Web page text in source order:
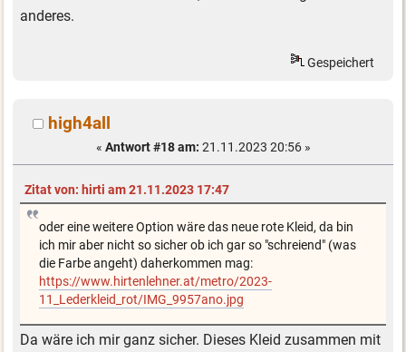
anderes.
Gespeichert
high4all
« Antwort #18 am: 21.11.2023 20:56 »
Zitat von: hirti am 21.11.2023 17:47
oder eine weitere Option wäre das neue rote Kleid, da bin
ich mir aber nicht so sicher ob ich gar so "schreiend" (was
die Farbe angeht) daherkommen mag:
https://www.hirtenlehner.at/metro/2023-
11_Lederkleid_rot/IMG_9957ano.jpg
Da wäre ich mir ganz sicher. Dieses Kleid zusammen mit